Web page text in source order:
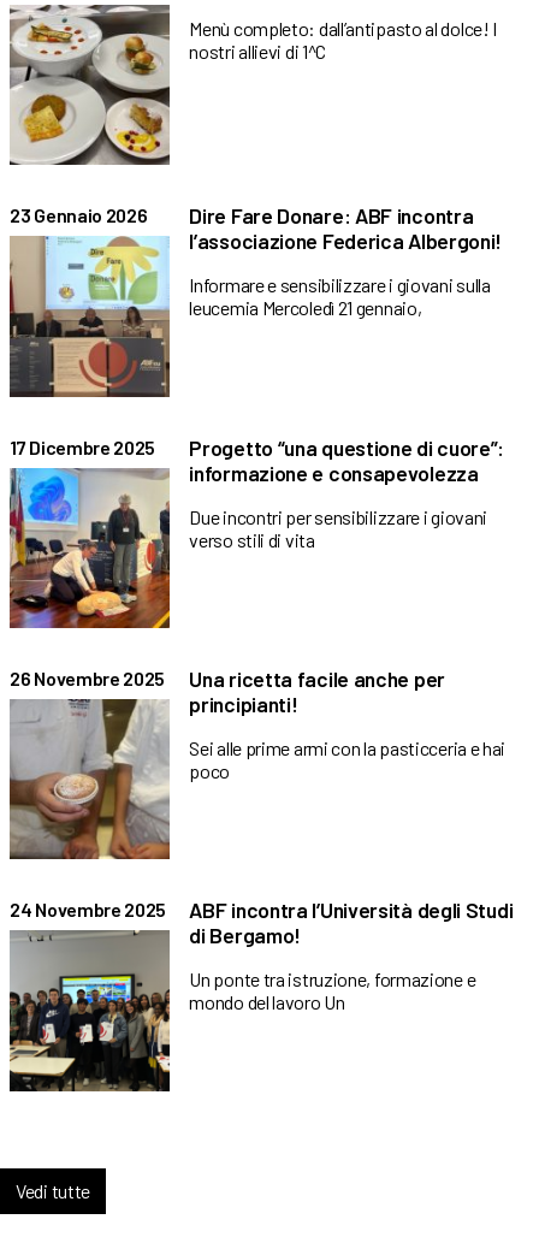
Menù completo: dall’antipasto al dolce! I
nostri allievi di 1^C
23 Gennaio 2026
Dire Fare Donare: ABF incontra
l’associazione Federica Albergoni!
Informare e sensibilizzare i giovani sulla
leucemia Mercoledì 21 gennaio,
17 Dicembre 2025
Progetto “una questione di cuore”:
informazione e consapevolezza
Due incontri per sensibilizzare i giovani
verso stili di vita
26 Novembre 2025
Una ricetta facile anche per
principianti!
Sei alle prime armi con la pasticceria e hai
poco
24 Novembre 2025
ABF incontra l’Università degli Studi
di Bergamo!
Un ponte tra istruzione, formazione e
mondo del lavoro Un
Vedi tutte